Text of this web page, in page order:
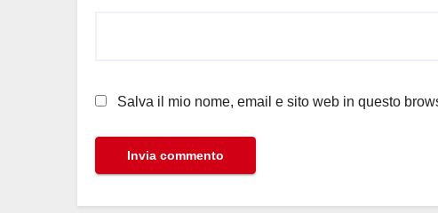
Salva il mio nome, email e sito web in questo